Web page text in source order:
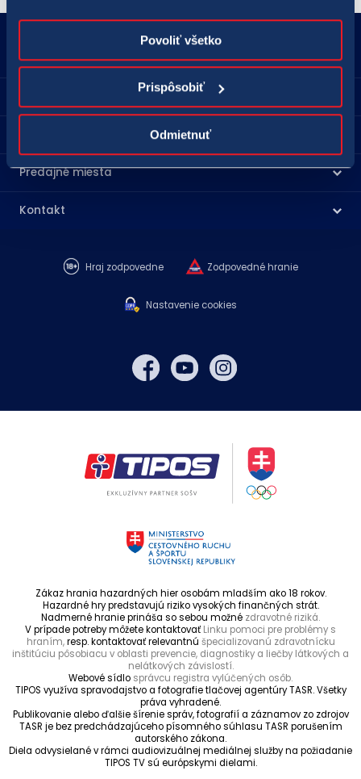
Povoliť všetko
Prispôsobiť
Odmietnuť
podnety@tipos.sk
Predajné miesta
Kontakt
Hraj zodpovedne Zodpovedné hranie
Nastavenie cookies
Zákaz hrania hazardných hier osobám mladším ako 18 rokov.
Hazardné hry predstavujú riziko vysokých finančných strát.
Nadmerné hranie prináša so sebou možné zdravotné riziká.
V prípade potreby môžete kontaktovaťLinku pomoci pre problémy s
hraním,resp. kontaktovať relevantnú špecializovanú zdravotnícku
inštitúciu pôsobiacu v oblasti prevencie, diagnostiky a liečby látkových a
nelátkových závislostí.
Webové sídlo správcu registra vylúčených osôb.
TIPOS využíva spravodajstvo a fotografie tlačovej agentúry TASR. Všetky
práva vyhradené.
Publikovanie alebo ďalšie šírenie správ, fotografií a záznamov zo zdrojov
TASR je bez predchádzajúceho písomného súhlasu TASR porušením
autorského zákona.
Diela odvysielané v rámci audiovizuálnej mediálnej služby na požiadanie
TIPOS TV sú európskymi dielami.